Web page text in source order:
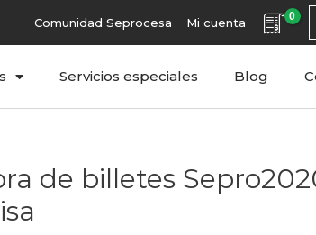
Comunidad Seprocesa Mi cuenta 0
Servicios especiales Blog
de billetes